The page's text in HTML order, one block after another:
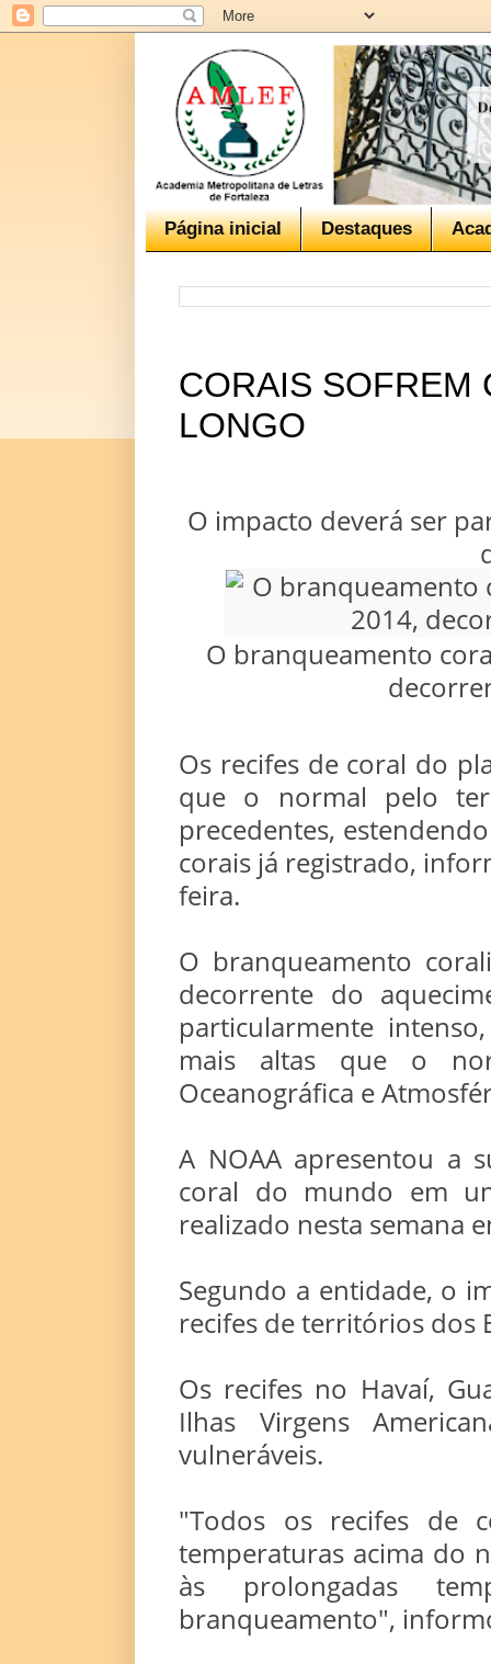
Página inicial Destaques
CORAIS SOFREM
LONGO
O impacto deverá ser
O branqueamento
Os recifes de coral do
que o normal pelo
precedentes,
corais já registrado,
feira.
O branqueamento
decorrente do
particularmente
mais altas que o
Oceanográfica e
A NOAA apresentou a
coral do mundo em
realizado nesta semana
Segundo a entidade, o
recifes de territórios dos
Os recifes no Havaí,
Ilhas Virgens
vulneráveis.
"Todos os recifes de
temperaturas acima do
às prolongadas
branqueamento",